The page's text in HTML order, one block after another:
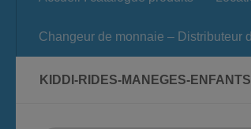
Changeur de monnaie – Distributeur
KIDDI-RIDES-MANEGES-ENFANTS